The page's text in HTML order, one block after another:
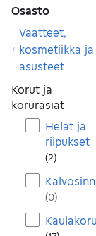
Osasto
Vaatteet,
kosmetiikka ja
asusteet
Korut ja
korurasiat
Helat ja
riipukset
(2)
(0)